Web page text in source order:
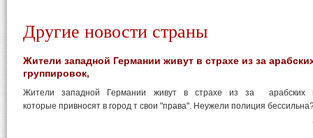
Другие новости страны
Жители западной Германии живут в страхе из за
группировок,
Жители западной Германии живут в страхе из за арабских
которые привносят в город т свои "права". Неужели полиция